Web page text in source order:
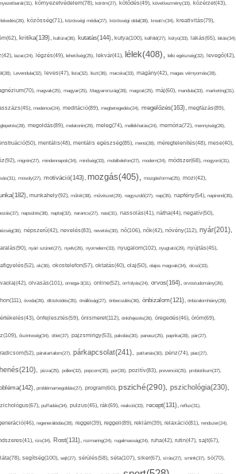
környezetvédelem(78), köröm(27), kötődés(49), következmény(33), közérzet(43),
közösség(71), közösségi média(27), közösségi oldal(38), kreatív(34), kreativitás(79),
kritika(139), kultúra(36), kutatás(144), kutya(100), külföld(27), kütyü(33), lakás(65), látás(34),
lazac(24), légzés(49), lehetőség(25), lekvár(41), lélek(408), lelki egészség(32), levegő(42),
Levendula(32), leves(47), lista(32), liszt(36), macska(33), magány(42), magas vérnyomás(28),
magvak(25), magyar(25), Magyarország(28), magzat(25), máj(60), mandula(33), marketing(31),
medence(24), meditáció(89), megbetegedés(24), megelőzés(163), megfázás(89),
megoldás(89), melatonin(29), meleg(74), mellékhatás(24), memória(72), mennyiség(26),
mentális(48), mentális egészség(85), menü(28), méregtelenítés(48), mese(40),
migrén(27), mindennapok(34), minőség(33), mobiltelefon(27), modern(24), módszer(68), mogyoró(31),
mosoly(27), motiváció(143), mozgás(405), mozgásforma(25), mozi(42),
munkahely(92), műtét(38), művészet(29), nagyszülő(27), nap(35), napfény(54), napirend(35),
napsütés(38), naptej(32), narancs(27), nasi(31), nassolás(41), nátha(44), negatív(50),
népszerű(42), nevelés(83), nevetés(30), nő(106), nők(42), növény(112), nyár(201),
nyári szünet(27), nyelv(26), nyomelem(33), nyugalom(102), nyugtató(29), nyújtás(45),
ok(36), okostelefon(57), oktatás(40), olaj(50), olajos magvak(34), olcsó(33),
olvasás(101), omega-3(31), online(52), orrfolyás(24), orvos(164), orvostudomány(26),
óvoda(26), öltözködés(35), önállóság(27), önbecsülés(36), önbizalom(121), önbizalomhiány(28),
önfejlesztés(59), önismeret(112), önkifejezés(26), öregedés(46), öröm(69),
őszinteség(34), ötlet(37), pajzsmirigy(53), pakolás(30), panasz(25), paprika(28), pár(27),
páratartalom(27), párkapcsolat(241), pattanás(30), pénz(74), piac(27),
pizza(25), pollen(32), popcorn(35), por(26), pozitív(83), prevenció(25), probiotikum(37),
problémamegoldás(27), program(60), psziché(290), pszichológia(230),
puffadás(34), pulzus(45), rák(69), reakció(33), recept(131), reflux(31),
regenerálódás(28), reggel(39), reggeli(89), reklám(39), relaxáció(81), rendszer(24),
rizs(34), Rost(131), rozmaring(24), rugalmasság(24), ruha(42), rutin(47), sajt(67),
segítség(100), sejt(27), sérülés(58), séta(107), siker(67), sírás(27), smink(37), só(70),